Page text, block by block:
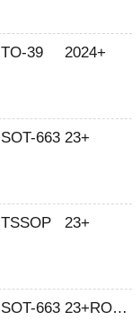
TO-39 2024+
SOT-663 23+
TSSOP 23+
SOT-663 23+ROHS